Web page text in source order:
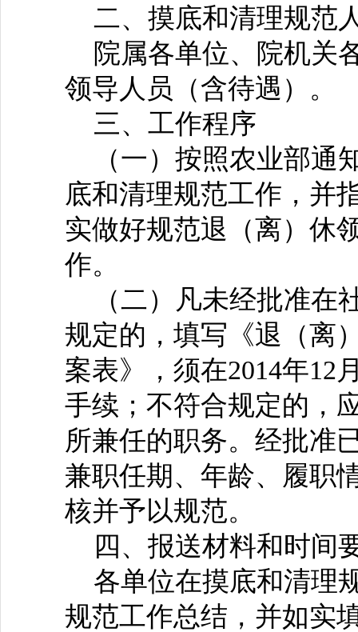
二、摸底和清理规范
院属各单位、院机关
领导人员（含待遇）。
三、工作程序
（一）按照农业部通
底和清理规范工作，并
实做好规范退（离）休
作。
（二）凡未经批准在
规定的，填写《退（离
案表》，须在2014年12
手续；不符合规定的，
所兼任的职务。经批准
兼职任期、年龄、履职
核并予以规范。
四、报送材料和时间
各单位在摸底和清理
规范工作总结，并如实